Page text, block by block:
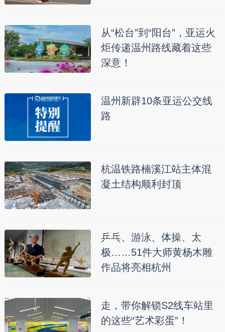
从“松台”到“阳台”，亚运火
炬传递温州路线藏着这些
深意！
温州新辟10条亚运公交线
路
杭温铁路楠溪江站主体混
凝土结构顺利封顶
乒乓、游泳、体操、太
极……51件大师黄杨木雕
作品将亮相杭州
走，带你解锁S2线车站里
的这些“艺术彩蛋”！